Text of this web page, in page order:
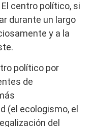
centro político, si
durante un largo
y a la
político por
de
(el ecologismo, el
del